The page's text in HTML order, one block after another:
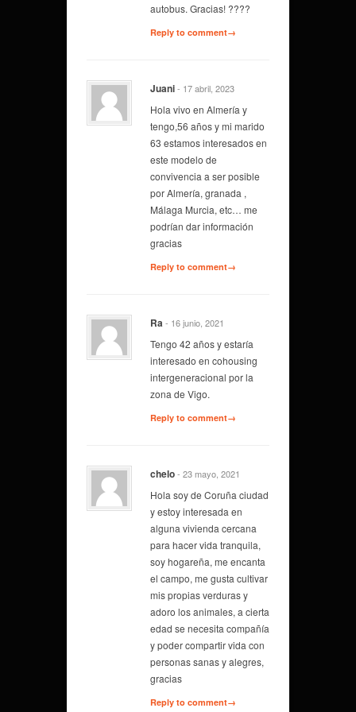
autobus. Gracias! ????
Reply to comment→
Juani- 17 abril, 2023
Hola vivo en Almería y
tengo,56 años y mi marido
63 estamos interesados en
este modelo de
convivencia a ser posible
por Almería, granada ,
Málaga Murcia, etc… me
podrían dar información
gracias
Reply to comment→
Ra- 16 junio, 2021
Tengo 42 años y estaría
interesado en cohousing
intergeneracional por la
zona de Vigo.
Reply to comment→
chelo- 23 mayo, 2021
Hola soy de Coruña ciudad
y estoy interesada en
alguna vivienda cercana
para hacer vida tranquila,
soy hogareña, me encanta
el campo, me gusta cultivar
mis propias verduras y
adoro los animales, a cierta
edad se necesita compañía
y poder compartir vida con
personas sanas y alegres,
gracias
Reply to comment→